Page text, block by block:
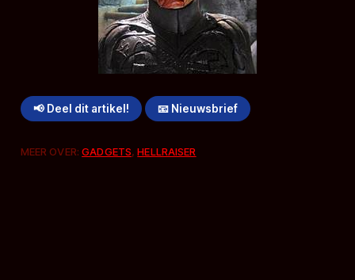
📢 Deel dit artikel! 📧 Nieuwsbrief
MEER OVER:GADGETS,HELLRAISER